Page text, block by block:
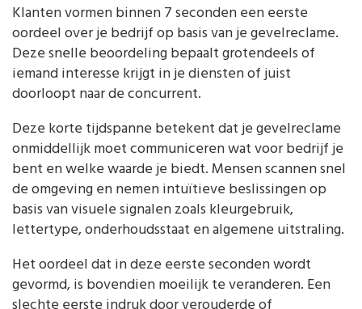
Klanten vormen binnen 7 seconden een eerste
oordeel over je bedrijf op basis van je gevelreclame.
Deze snelle beoordeling bepaalt grotendeels of
iemand interesse krijgt in je diensten of juist
doorloopt naar de concurrent.
Deze korte tijdspanne betekent dat je gevelreclame
onmiddellijk moet communiceren wat voor bedrijf je
bent en welke waarde je biedt. Mensen scannen snel
de omgeving en nemen intuïtieve beslissingen op
basis van visuele signalen zoals kleurgebruik,
lettertype, onderhoudsstaat en algemene uitstraling.
Het oordeel dat in deze eerste seconden wordt
gevormd, is bovendien moeilijk te veranderen. Een